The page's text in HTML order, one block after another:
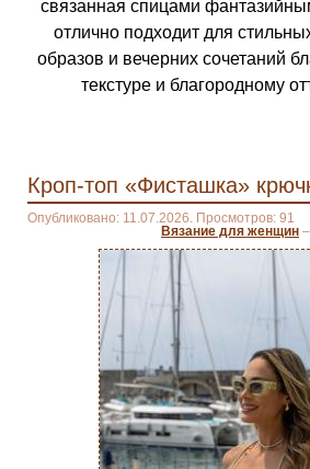
связанная спицами
отлично подходит для
образов и вечерних сочетаний
текстуре и благородному
Кроп-топ «Фисташка»
Опубликовано: 11.07.2026. Просмотров: 91
Вязание для женщин –